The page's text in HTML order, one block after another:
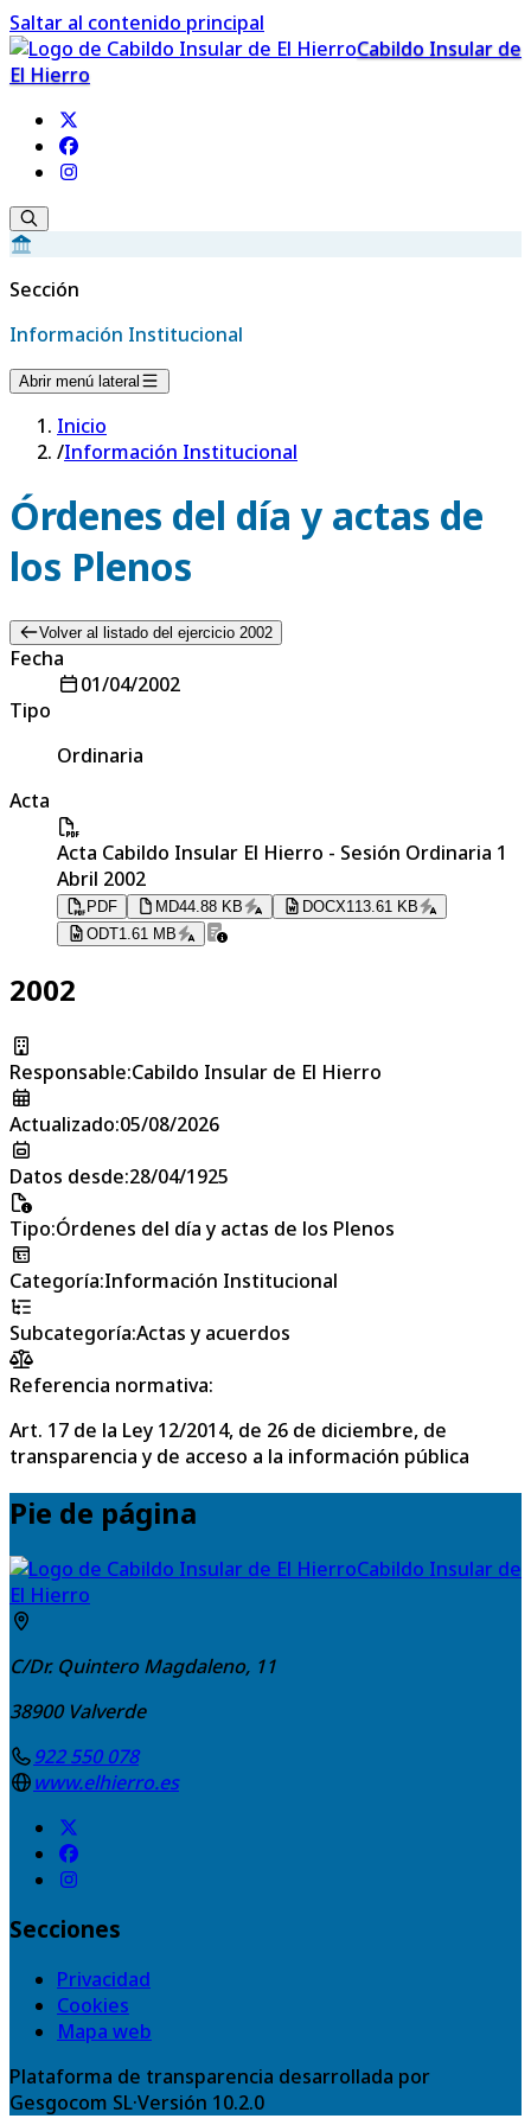
Saltar al contenido principal
Cabildo Insular de
El Hierro
Sección
Información Institucional
Abrir menú lateral
Inicio
/Información Institucional
Órdenes del día y actas de
los Plenos
Volver al listado del ejercicio 2002
Fecha
01/04/2002
Tipo
Ordinaria
Acta
Acta Cabildo Insular El Hierro - Sesión Ordinaria 1
Abril 2002
PDF MD44.88 KB DOCX113.61 KB
ODT1.61 MB
2002
Responsable:Cabildo Insular de El Hierro
Actualizado:05/08/2026
Datos desde:28/04/1925
Tipo:Órdenes del día y actas de los Plenos
Categoría:Información Institucional
Subcategoría:Actas y acuerdos
Referencia normativa:
Art. 17 de la Ley 12/2014, de 26 de diciembre, de
transparencia y de acceso a la información pública
Pie de página
Cabildo Insular de
El Hierro
C/Dr. Quintero Magdaleno, 11
38900 Valverde
922 550 078
www.elhierro.es
Secciones
Privacidad
Cookies
Mapa web
Plataforma de transparencia desarrollada por
Gesgocom SL·Versión 10.2.0